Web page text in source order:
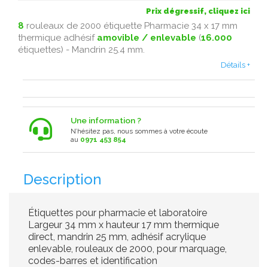
Prix dégressif, cliquez ici
8 rouleaux de 2000 étiquette Pharmacie 34 x 17 mm
thermique adhésif amovible / enlevable (16.000
étiquettes) - Mandrin 25.4 mm.
Détails +
Une information ?
N’hésitez pas, nous sommes à votre écoute
au 0971 453 854
Description
Étiquettes pour pharmacie et laboratoire
Largeur 34 mm x hauteur 17 mm thermique
direct, mandrin 25 mm, adhésif acrylique
enlevable, rouleaux de 2000, pour marquage,
codes-barres et identification